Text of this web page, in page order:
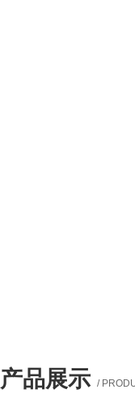
产品展示 /